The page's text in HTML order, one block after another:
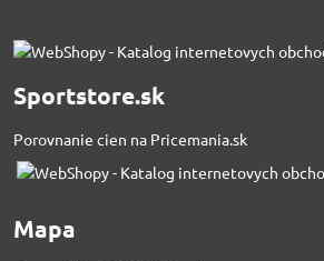
Sportstore.sk
Porovnanie cien na Pricemania.sk
Mapa